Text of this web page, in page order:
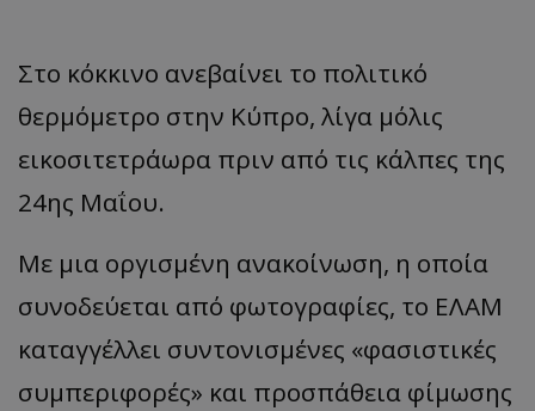
Στο κόκκινο ανεβαίνει το πολιτικό
θερμόμετρο στην Κύπρο, λίγα μόλις
εικοσιτετράωρα πριν από τις κάλπες της
24ης Μαΐου.
Με μια οργισμένη ανακοίνωση, η οποία
συνοδεύεται από φωτογραφίες, το ΕΛΑΜ
καταγγέλλει συντονισμένες «φασιστικές
συμπεριφορές» και προσπάθεια φίμωσης